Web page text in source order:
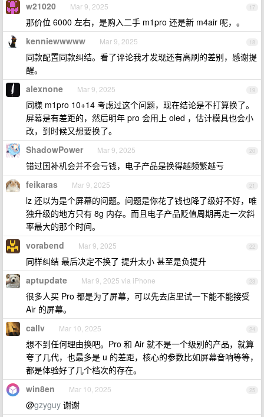
17
w21020 Mar 9, 2025
那价位 6000 左右，是购入二手 m1pro 还是新 m4air 呢，。
18
kenniewwwww Mar 9, 2025
同款配置同款纠结。看了评论我才发现还有高刷的差别，感谢提
醒。
19
alexnone Mar 9, 2025
同様 m1pro 10+14 考虑过这个问题，现在结论是不打算换了。
屏幕是有差距的，然后明年 pro 会用上 oled ，估计模具也会小
改，到时候又想要换了。
20
ShadowPower Mar 9, 2025
错过国补机会并不会亏钱，电子产品是换得越频繁越亏
21
feikaras Mar 9, 2025
lz 还以为是个屏幕的问题。问题是你花了钱也降了级好不好，唯
独升级的地方只有 8g 内存。而且电子产品贬值周期再走一次斜
率最大的那个时间。
22
vorabend Mar 9, 2025
同样纠结 最后决定不换了 提升太小 甚至是负提升
23
aptupdate Mar 9, 2025 via iPhone
很多人买 Pro 都是为了屏幕，可以先去店里试一下能不能接受
Air 的屏幕。
24
callv Mar 10, 2025
想不到任何理由换吧。Pro 和 Air 就不是一个级别的产品，就算
夸了几代，也最多是 u 的差距，核心的参数比如屏幕音响等等，
都是体验好了几个档次的存在。
25
win8en Mar 10, 2025
@gzyguy 谢谢